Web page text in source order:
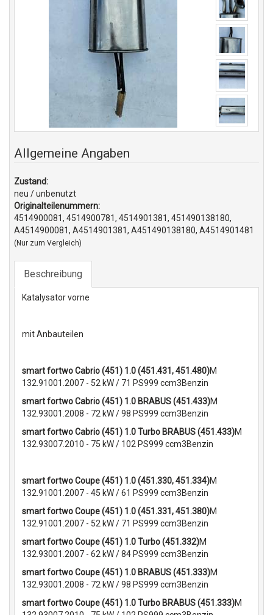
Allgemeine Angaben
Zustand:
neu / unbenutzt
Originalteilenummern:
4514900081, 4514900781, 4514901381, 451490138180,
A4514900081, A4514901381, A451490138180, A4514901481
(Nur zum Vergleich)
Beschreibung
Katalysator vorne
mit Anbauteilen
smart fortwo Cabrio (451) 1.0 (451.431, 451.480)M
132.91001.2007 - 52 kW / 71 PS999 ccm3Benzin
smart fortwo Cabrio (451) 1.0 BRABUS (451.433)M
132.93001.2008 - 72 kW / 98 PS999 ccm3Benzin
smart fortwo Cabrio (451) 1.0 Turbo BRABUS (451.433)M
132.93007.2010 - 75 kW / 102 PS999 ccm3Benzin
smart fortwo Coupe (451) 1.0 (451.330, 451.334)M
132.91001.2007 - 45 kW / 61 PS999 ccm3Benzin
smart fortwo Coupe (451) 1.0 (451.331, 451.380)M
132.91001.2007 - 52 kW / 71 PS999 ccm3Benzin
smart fortwo Coupe (451) 1.0 Turbo (451.332)M
132.93001.2007 - 62 kW / 84 PS999 ccm3Benzin
smart fortwo Coupe (451) 1.0 BRABUS (451.333)M
132.93001.2008 - 72 kW / 98 PS999 ccm3Benzin
smart fortwo Coupe (451) 1.0 Turbo BRABUS (451.333)M